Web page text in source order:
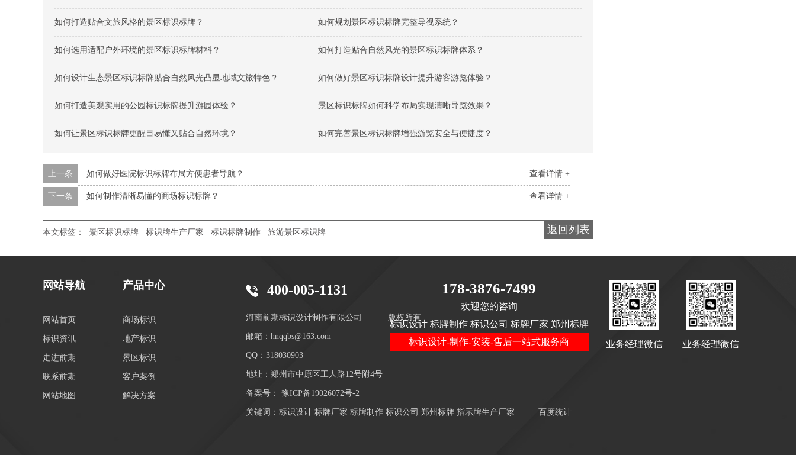
如何打造贴合文旅风格的景区标识标牌？ 如何规划景区标识标牌完整导视系统？
如何选用适配户外环境的景区标识标牌材料？ 如何打造贴合自然风光的景区标识标牌体系？
如何设计生态景区标识标牌贴合自然风光凸显地域文旅特色？ 如何做好景区标识标牌设计提升游客游览体验？
如何打造美观实用的公园标识标牌提升游园体验？ 景区标识标牌如何科学布局实现清晰导览效果？
如何让景区标识标牌更醒目易懂又贴合自然环境？ 如何完善景区标识标牌增强游览安全与便捷度？
查看详情 +
上一条 如何做好医院标识标牌布局方便患者导航？
查看详情 +
下一条 如何制作清晰易懂的商场标识标牌？
返回列表
本文标签： 景区标识标牌 标识牌生产厂家 标识标牌制作 旅游景区标识牌
停车场标识标牌
网站导航
网站首页
标识资讯
走进前期
联系前期
网站地图
产品中心
商场标识
地产标识
景区标识
客户案例
解决方案
400-005-1131
河南前期标识设计制作有限公司 版权所有
邮箱：hnqqbs@163.com
QQ：318030903
地址：郑州市中原区工人路12号附4号
备案号： 豫ICP备19026072号-2
关键词：标识设计 标牌厂家 标牌制作 标识公司 郑州标牌 指示牌生产厂家 百度统计
178-3876-7499
欢迎您的咨询
标识设计 标牌制作 标识公司 标牌厂家 郑州标牌
标识设计-制作-安装-售后一站式服务商
业务经理微信 业务经理微信